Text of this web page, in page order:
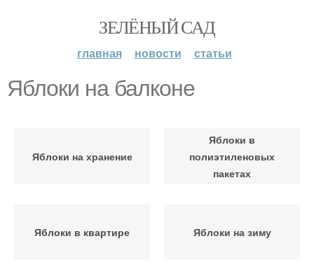
ЗЕЛЁНЫЙ САД
главная новости статьи
Яблоки на балконе
Яблоки на хранение
Яблоки в
полиэтиленовых
пакетах
Яблоки в квартире Яблоки на зиму